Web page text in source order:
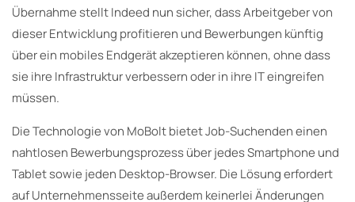
Übernahme stellt Indeed nun sicher, dass Arbeitgeber von
dieser Entwicklung profitieren und Bewerbungen künftig
über ein mobiles Endgerät akzeptieren können, ohne dass
sie ihre Infrastruktur verbessern oder in ihre IT eingreifen
müssen.
Die Technologie von MoBolt bietet Job-Suchenden einen
nahtlosen Bewerbungsprozess über jedes Smartphone und
Tablet sowie jeden Desktop-Browser. Die Lösung erfordert
auf Unternehmensseite außerdem keinerlei Änderungen